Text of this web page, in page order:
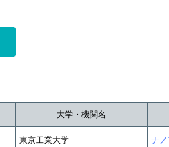
大学・機関名
東京工業大学 ナ